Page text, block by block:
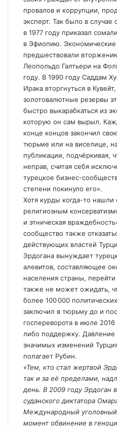
провалов и коррупции,
эксперт. Так было в
в 1977 году приказал
в Эфиопию. Экономические
предшествовали
Леопольдо Галтьери на
году. В 1990 году Саддам
Ирака вторгнуться в
золотовалютные резервы
быстро выкарабкаться из
которую он сам вырыл.
конце концов закончил
тюрьме или на виселице,
публикации, подчёркивая,
неправ, считая себя
турецкое бизнес-
степени покинуло его».
Хотя курды когда-то
религиозным
и этническая
сообщество также
действующих властей
Эрдогана вынуждает
алевитов, составляющее
населения страны,
также не может ожидать,
более 100 000
заключил в тюрьму до и
госпереворота в июле
либо поддержку. Давление
значимых изменений
полагает Рубин.
«Тем, кто стал жертвой
так и за её пределами,
день. В 2009 году Эрдоган
суданского диктатора
Международный уголовный
момент обвинение в